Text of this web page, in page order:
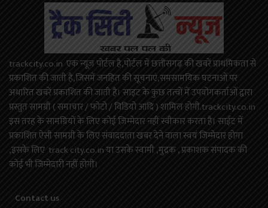
trackcity.co.in एक न्यूज़ पोर्टल है,पोर्टल में छत्तीसगढ़ की खबरें प्राथमिकता से
प्रकाशित की जाती है,जिसमें जनहित की सूचनाएं,समसामयिक घटनाओं पर
अधारित खबरें प्रकाशित की जाती है। साइट के कुछ तत्वों में उपयोगकर्ताओं द्वारा
प्रस्तुत सामग्री ( समाचार / फोटो / विडियो आदि ) शामिल होगी.trackcity.co.in
इस तरह के सामग्रियों के लिए कोई ज़िम्मेदार नहीं स्वीकार करता है। साईट में
प्रकाशित ऐसी सामग्री के लिए संवाददाता खबर देने वाला स्वयं जिम्मेदार होगा
,इसके लिए track city.co.in या उसके स्वामी ,मुद्रक , प्रकाशक संपादक की
कोई भी जिम्मेदारी नहीं होगी।
Contact us